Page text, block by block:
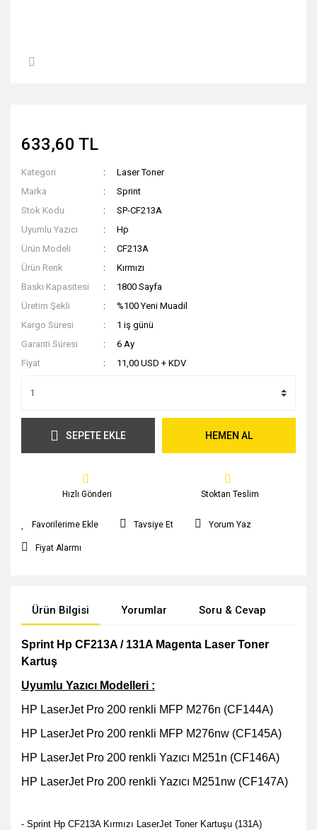
633,60 TL
Kategori
Laser Toner
Marka
Sprint
Stok Kodu
SP-CF213A
Uyumlu Yazıcı
Hp
Ürün Modeli
CF213A
Ürün Renk
Kırmızı
Baskı Kapasitesi
1800 Sayfa
Üretim Şekli
%100 Yeni Muadil
Kargo Süresi
1 iş günü
Garanti Süresi
6 Ay
Fiyat
11,00 USD + KDV
SEPETE EKLE HEMEN AL
Hızlı Gönderi Stoktan Teslim
Tavsiye Et Yorum Yaz
Fiyat Alarmı
Ürün Bilgisi Yorumlar Soru & Cevap
Sprint Hp CF213A / 131A Magenta Laser Toner
Kartuş
Uyumlu Yazıcı Modelleri :
HP LaserJet Pro 200 renkli MFP M276n (CF144A)
HP LaserJet Pro 200 renkli MFP M276nw (CF145A)
HP LaserJet Pro 200 renkli Yazıcı M251n (CF146A)
HP LaserJet Pro 200 renkli Yazıcı M251nw (CF147A)
- Sprint Hp CF213A Kırmızı LaserJet Toner Kartuşu (131A)